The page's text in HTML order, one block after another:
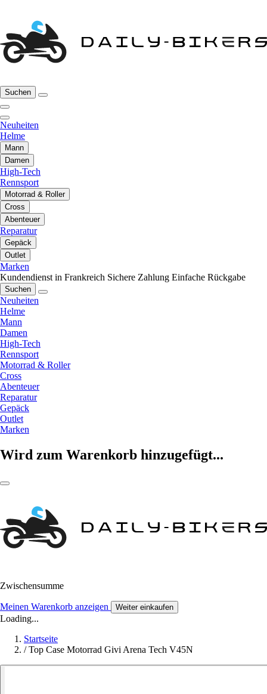
Suchen
Neuheiten
Helme
Mann
Damen
High-Tech
Rennsport
Motorrad & Roller
Cross
Abenteuer
Reparatur
Gepäck
Outlet
Marken
Kundendienst in Frankreich Sichere Zahlung Einfache Rückgabe
Suchen
Neuheiten
Helme
Mann
Damen
High-Tech
Rennsport
Motorrad & Roller
Cross
Abenteuer
Reparatur
Gepäck
Outlet
Marken
Wird zum Warenkorb hinzugefügt...
Zwischensumme
Meinen Warenkorb anzeigen Weiter einkaufen
Loading...
Startseite
/ Top Case Motorrad Givi Arena Tech V45N